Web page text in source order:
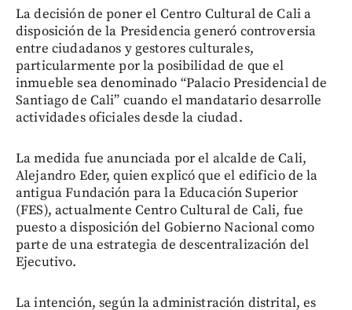
La decisión de poner el Centro Cultural de Cali a
disposición de la Presidencia generó controversia
entre ciudadanos y gestores culturales,
particularmente por la posibilidad de que el
inmueble sea denominado “Palacio Presidencial de
Santiago de Cali” cuando el mandatario desarrolle
actividades oficiales desde la ciudad.
La medida fue anunciada por el alcalde de Cali,
Alejandro Eder, quien explicó que el edificio de la
antigua Fundación para la Educación Superior
(FES), actualmente Centro Cultural de Cali, fue
puesto a disposición del Gobierno Nacional como
parte de una estrategia de descentralización del
Ejecutivo.
La intención, según la administración distrital, es